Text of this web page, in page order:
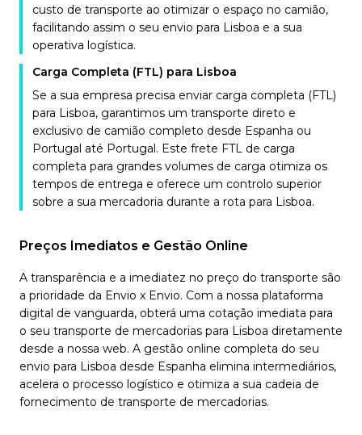
custo de transporte ao otimizar o espaço no camião,
facilitando assim o seu envio para Lisboa e a sua
operativa logística.
Carga Completa (FTL) para Lisboa
Se a sua empresa precisa enviar carga completa (FTL)
para Lisboa, garantimos um transporte direto e
exclusivo de camião completo desde Espanha ou
Portugal até Portugal. Este frete FTL de carga
completa para grandes volumes de carga otimiza os
tempos de entrega e oferece um controlo superior
sobre a sua mercadoria durante a rota para Lisboa.
Preços Imediatos e Gestão Online
A transparência e a imediatez no preço do transporte são
a prioridade da Envio x Envio. Com a nossa plataforma
digital de vanguarda, obterá uma cotação imediata para
o seu transporte de mercadorias para Lisboa diretamente
desde a nossa web. A gestão online completa do seu
envio para Lisboa desde Espanha elimina intermediários,
acelera o processo logístico e otimiza a sua cadeia de
fornecimento de transporte de mercadorias.